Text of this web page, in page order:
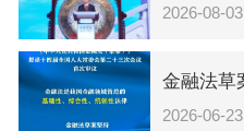
2026-08-03
2026-06-23